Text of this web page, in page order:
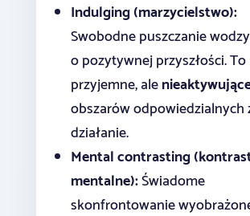
Indulging (marzycielstwo):
Swobodne puszczanie
o pozytywnej przyszłości. To
przyjemne, ale
obszarów odpowiedzialnych
działanie.
Mental contrasting
mentalne):Świadome
skonfrontowanie